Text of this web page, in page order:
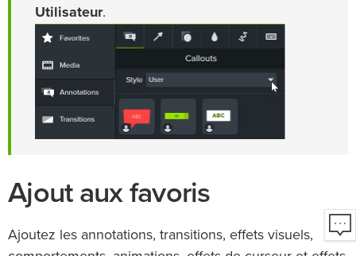
Utilisateur.
Ajout aux favoris
Ajoutez les annotations, transitions, effets visuels,